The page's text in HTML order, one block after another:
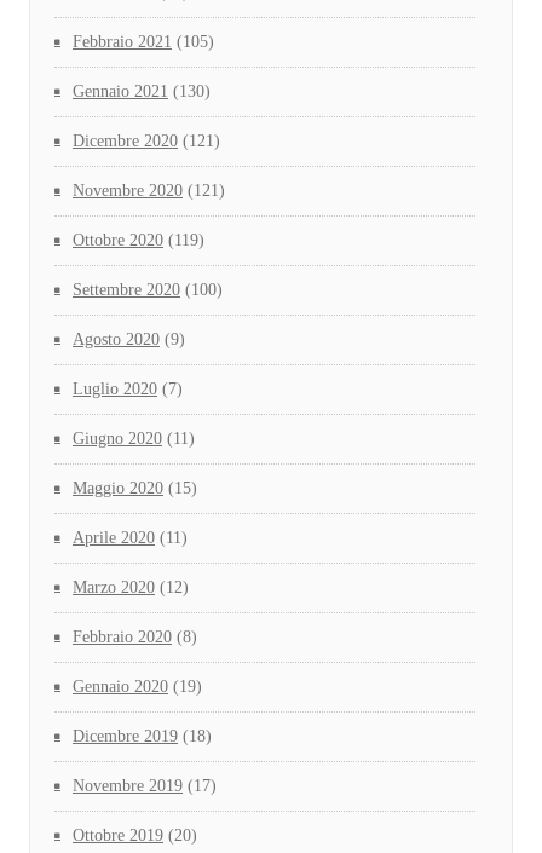
Febbraio 2021 (105)
Gennaio 2021 (130)
Dicembre 2020 (121)
Novembre 2020 (121)
Ottobre 2020 (119)
Settembre 2020 (100)
Agosto 2020 (9)
Luglio 2020 (7)
Giugno 2020 (11)
Maggio 2020 (15)
Aprile 2020 (11)
Marzo 2020 (12)
Febbraio 2020 (8)
Gennaio 2020 (19)
Dicembre 2019 (18)
Novembre 2019 (17)
Ottobre 2019 (20)